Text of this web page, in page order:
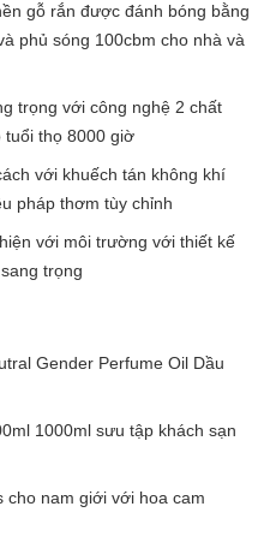
gỗ rắn được đánh bóng bằng
phủ sóng 100cbm cho nhà và
trọng với công nghệ 2 chất
tuổi thọ 8000 giờ
với khuếch tán không khí
pháp thơm tùy chỉnh
với môi trường với thiết kế
trọng
Gender Perfume Oil Dầu
1000ml sưu tập khách sạn
cho nam giới với hoa cam